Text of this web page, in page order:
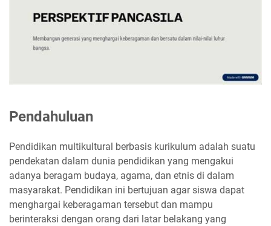
Pendahuluan
Pendidikan multikultural berbasis kurikulum adalah suatu
pendekatan dalam dunia pendidikan yang mengakui
adanya beragam budaya, agama, dan etnis di dalam
masyarakat. Pendidikan ini bertujuan agar siswa dapat
menghargai keberagaman tersebut dan mampu
berinteraksi dengan orang dari latar belakang yang